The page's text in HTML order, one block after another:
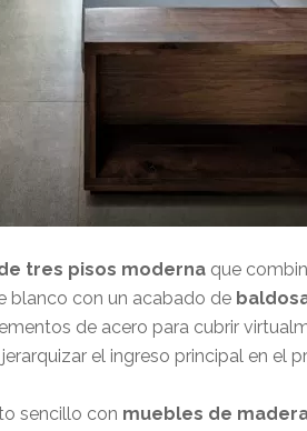
tres pisos moderna que
blanco con un acabado de
de acero para cubrir
el ingreso principal en el
sencillo con muebles de